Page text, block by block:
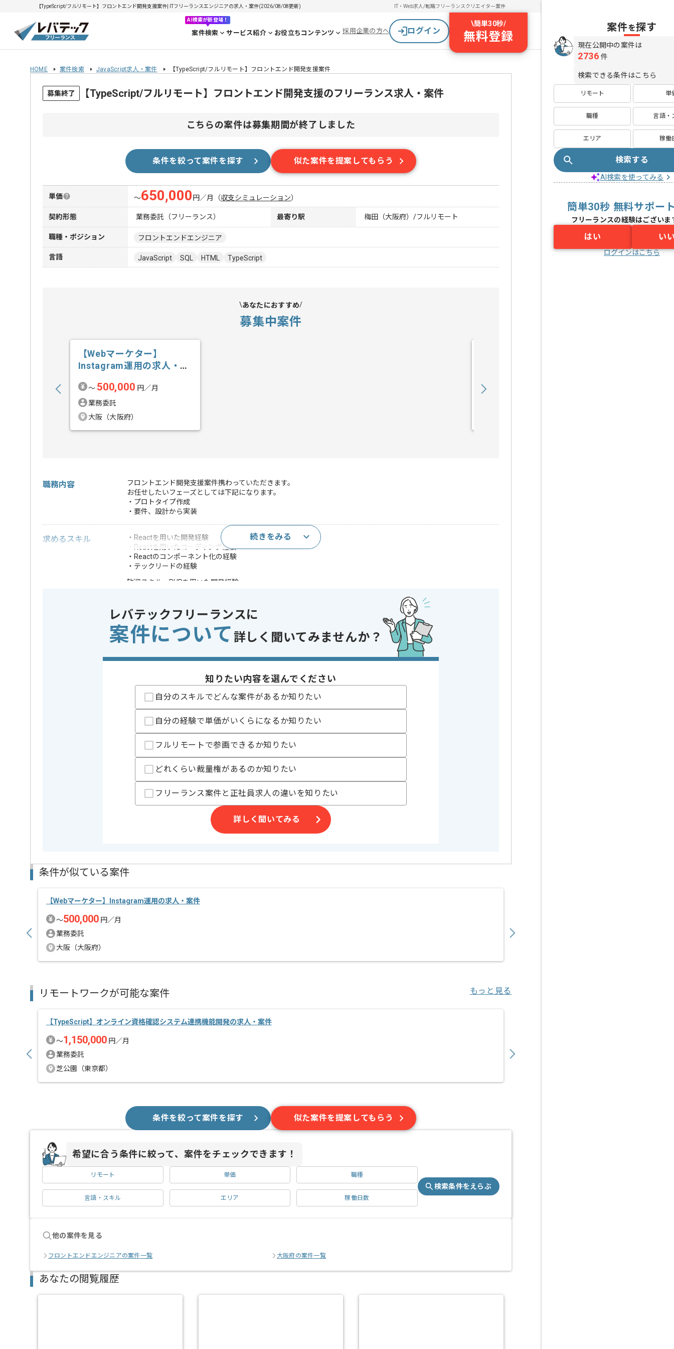
【TypeScript/フルリモート】フロントエンド開発支援案件| ITフリーランスエンジニアの求人・案件(2026/08/08更新) IT・Web求人/転職フリーランスクリエイター案件
AI検索が新登場！
案件検索 サービス紹介 お役立ちコンテンツ 採用企業の方へ ログイン
\簡単30秒/
無料登録
HOME 案件検索 JavaScript求人・案件 【TypeScript/フルリモート】フロントエンド開発支援案件
募集終了 【TypeScript/フルリモート】フロントエンド開発支援のフリーランス求人・案件
こちらの案件は募集期間が終了しました
条件を絞って案件を探す 似た案件を提案してもらう
単価 〜650,000 円／月 （収支シミュレーション）
契約形態 業務委託（フリーランス） 最寄り駅 梅田（大阪府）/フルリモート
職種・ポジション フロントエンドエンジニア
言語 JavaScript SQL HTML TypeScript
あなたにおすすめ
募集中案件
【Webマーケター】
Instagram運用の求人・案
〜 500,000 円／月
業務委託
大阪（大阪府）
職務内容
フロントエンド開発支援案件携わっていただきます。
お任せしたいフェーズとしては下記になります。
・プロトタイプ作成
・要件、設計から実装
求めるスキル
・Reactを用いた開発経験
・Reactを用いたコーディング経験
・Reactのコンポーネント化の経験
・テックリードの経験
歓迎スキル
・PHPを用いた開発経験
※上記に似た経験やスキルをお持ちであれば申し込み可能なケースもございます！まずはお気軽にご相談ください！
この案件で扱う技術 フレームワーク
DB
MySQL
この案件のポイント 特徴 参画実績あり , 20代活躍中 , 30代活躍中
精算条件
支払いサイト
15日
フルリモートでの作業を想定しております。
レバテックでの実績がある企業の案件でございます。
複数案件を保有している企業ですので、
ご経験と実績に応じてスライド案件のご提案も差し上げる場合がございます。
これまでのご経験を活かしていきたい方におすすめの案件です。
続きをみる
レバテックフリーランスに
案件について 詳しく聞いてみませんか？
知りたい内容を選んでください
自分のスキルでどんな案件があるか知りたい
自分の経験で単価がいくらになるか知りたい
フルリモートで参画できるか知りたい
どれくらい裁量権があるのか知りたい
フリーランス案件と正社員求人の違いを知りたい
詳しく聞いてみる
条件が似ている案件
【Webマーケター】Instagram運用の求人・案件
〜500,000 円／月
業務委託
大阪（大阪府）
リモートワークが可能な案件 もっと見る
【TypeScript】オンライン資格確認システム連携機能開発の求人・案件
〜1,150,000 円／月
業務委託
芝公園（東京都）
条件を絞って案件を探す 似た案件を提案してもらう
希望に合う条件に絞って、案件をチェックできます！
リモート 単価 職種
言語・スキル エリア 稼働日数
検索条件をえらぶ
他の案件を見る
フロントエンドエンジニアの案件一覧 大阪府の案件一覧
あなたの閲覧履歴
案件を探す
現在公開中の案件は
2736 件
検索できる条件はこちら
リモート 単
職種 言語・
エリア 稼働
検索する
AI検索を使ってみる
簡単30秒 無料サポー
フリーランスの経験はございま
はい い
ログインはこちら